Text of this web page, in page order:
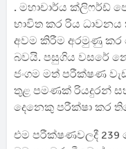
. මහාචාර්ය ක්ලිෆර්ඩ්
භාවිත කර රිය
අවම කිරීම අරමුණු කර
බවයි. පසුගිය වසරේ
ජංගම මත් පරීක්ෂණ
තුළ පමණක් රියදුරන්
දෙනෙකු පරීක්ෂා කර
එම පරීක්ෂණවලදී 239